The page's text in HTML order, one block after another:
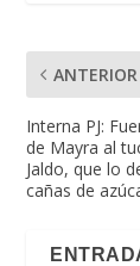
ANTERIOR
Interna PJ:
de Mayra al
Jaldo, que lo
cañas de